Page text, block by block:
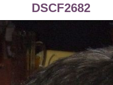
DSCF2682